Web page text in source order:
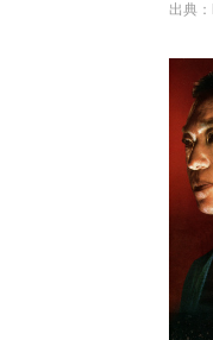
出典：